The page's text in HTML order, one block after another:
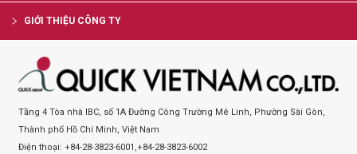
GIỚI THIỆU CÔNG TY
Tầng 4 Tòa nhà IBC, số 1A Đường Công Trường Mê Linh, Phường Sài Gòn,
Thành phố Hồ Chí Minh, Việt Nam
Điện thoại:+84-28-3823-6001 ,+84-28-3823-6002